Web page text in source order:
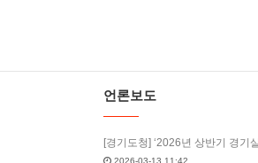
언론보도
2026-03-13 11:42